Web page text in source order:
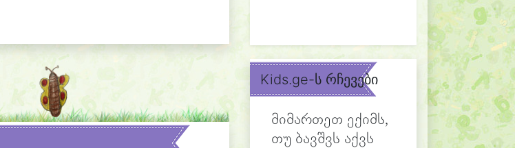
Kids.ge-ს რჩევები
მიმართეთ ექიმს,
თუ ბავშვს აქვს